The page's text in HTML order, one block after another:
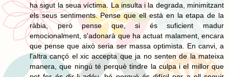
ha sigut la seua víctima. La insulta i la degrada, minimitzant
els seus sentiments. Pense que ell està en la etapa de la
ràbia, però pense que, si és suficient madur
emocionalment, s'adonarà que ha actuat malament, encara
que pense que això seria ser massa optimista. En canvi, a
l'altra cançó el xic accepta que ja no senten de la mateixa
manera, que ningú té perquè tindre la culpa i el millor que